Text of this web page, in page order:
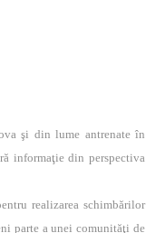
şi din lume antrenate în
informaţie din perspectiva
realizarea schimbărilor
parte a unei comunităţi de